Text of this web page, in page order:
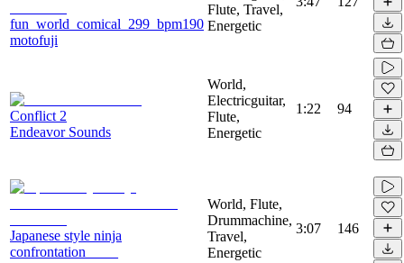
fun_world_comical_299_bpm190
motofuji
Flute, Travel,
Energetic
Conflict 2
Endeavor Sounds
World,
Electricguitar,
Flute,
Energetic
1:22 94
Japanese style ninja
confrontation _ _ _
World, Flute,
Drummachine,
Travel,
Energetic
3:07 146